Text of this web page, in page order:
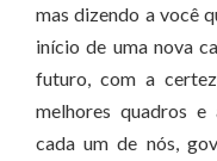
mas dizendo a você
início de uma nova
futuro, com a
melhores quadros e
cada um de nós,